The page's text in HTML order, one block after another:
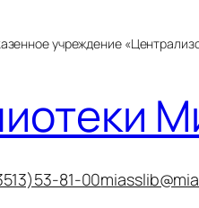
учреждение
81-00